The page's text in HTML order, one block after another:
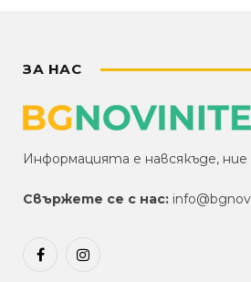
ЗА НАС
Информацията е навсякъде, ние
Свържете се с нас:
FacebookInstagram